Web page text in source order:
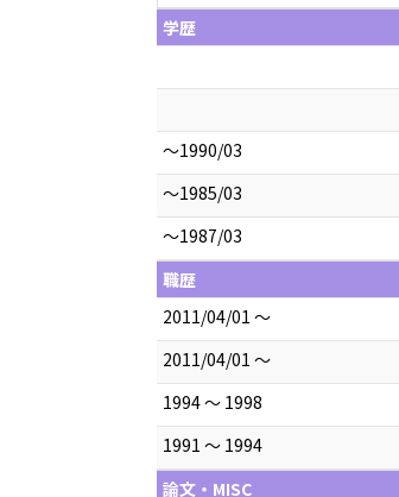
学歴
～1990/03
～1985/03
～1987/03
職歴
2011/04/01 ～
2011/04/01 ～
1994 ～ 1998
1991 ～ 1994
論文・MISC